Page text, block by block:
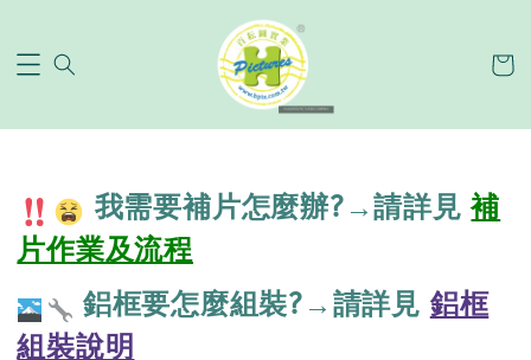
我需要補片怎麼辦?→請詳見補
片作業及流程
鋁框要怎麼組裝?→請詳見 鋁框
組裝說明